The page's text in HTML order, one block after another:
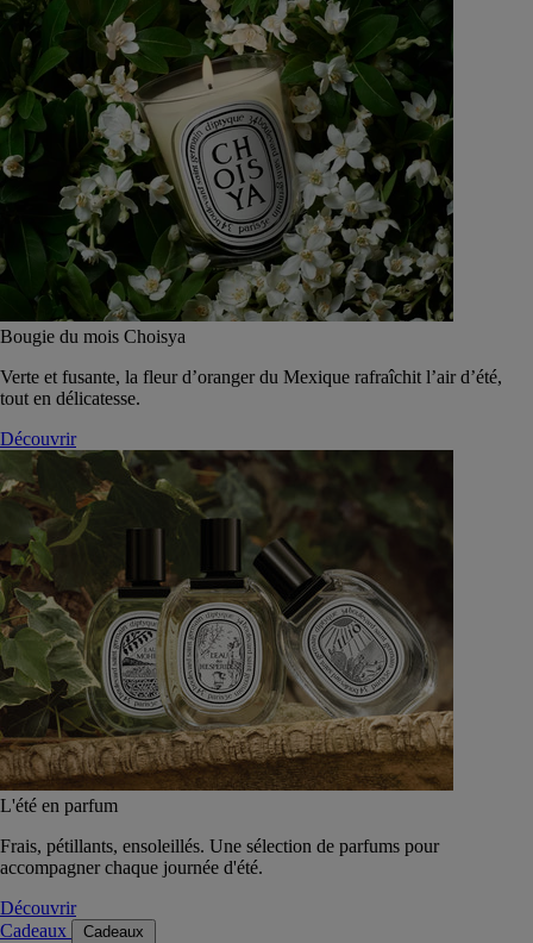
Bougie du mois Choisya
Verte et fusante, la fleur d’oranger du Mexique rafraîchit l’air d’été,
tout en délicatesse.
Découvrir
L'été en parfum
Frais, pétillants, ensoleillés. Une sélection de parfums pour
accompagner chaque journée d'été.
Découvrir
Cadeaux
Cadeaux